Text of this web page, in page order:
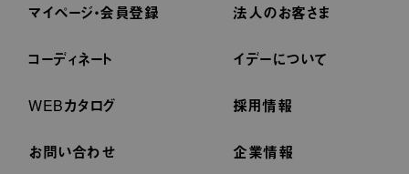
マイページ・会員登録
コーディネート
WEBカタログ
お問い合わせ
法人のお客さま
イデーについて
採用情報
企業情報